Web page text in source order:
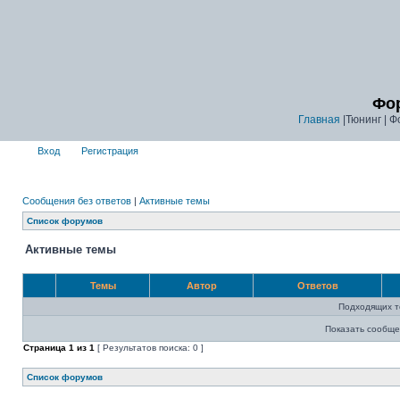
Главная |Тюнинг |
Вход Регистрация
Сообщения без ответов | Активные темы
Список форумов
Активные темы
Темы Автор Ответов
Подходящих
Показать
Страница 1 из 1 [ Результатов поиска: 0 ]
Список форумов